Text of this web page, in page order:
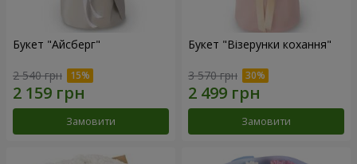
Букет "Айсберг"
2 540 грн
Замовити
Букет "Візерунки кохання"
3 570 грн
Замовити